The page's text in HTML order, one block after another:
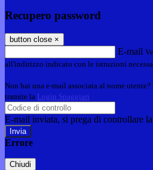
Recupero password
button close ×
E-mail
all'indirizzo indicato con le istruzioni
Non hai una e-mail associata al nome
tramite la Login Spaggiari
E-mail inviata, si prega di controllare
Errore
Chiudi